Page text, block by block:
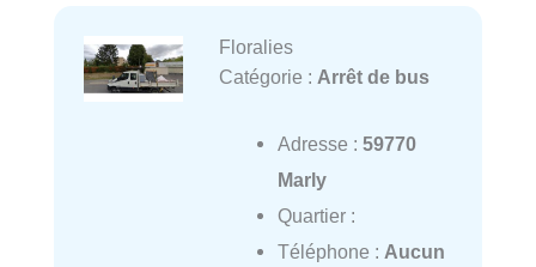
Floralies
Catégorie : Arrêt de bus
Adresse : 59770
Marly
Quartier :
Téléphone : Aucun